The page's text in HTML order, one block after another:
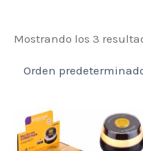
Mostrando los 3